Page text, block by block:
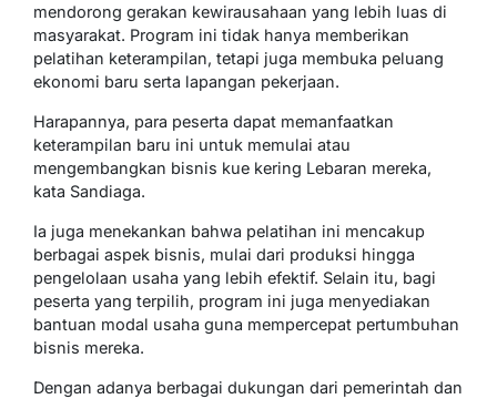
mendorong gerakan kewirausahaan yang lebih luas di
masyarakat. Program ini tidak hanya memberikan
pelatihan keterampilan, tetapi juga membuka peluang
ekonomi baru serta lapangan pekerjaan.
Harapannya, para peserta dapat memanfaatkan
keterampilan baru ini untuk memulai atau
mengembangkan bisnis kue kering Lebaran mereka,
kata Sandiaga.
Ia juga menekankan bahwa pelatihan ini mencakup
berbagai aspek bisnis, mulai dari produksi hingga
pengelolaan usaha yang lebih efektif. Selain itu, bagi
peserta yang terpilih, program ini juga menyediakan
bantuan modal usaha guna mempercepat pertumbuhan
bisnis mereka.
Dengan adanya berbagai dukungan dari pemerintah dan